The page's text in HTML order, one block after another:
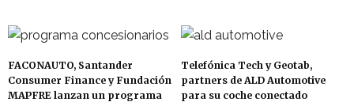
FACONAUTO, Santander
Consumer Finance y Fundación
MAPFRE lanzan un programa
Telefónica Tech y Geotab,
partners de ALD Automotive
para su coche conectado